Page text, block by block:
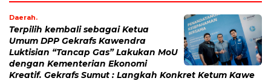
Daerah.
Terpilih kembali sebagai Ketua
Umum DPP Gekrafs Kawendra
Luktisian “Tancap Gas” Lakukan MoU
dengan Kementerian Ekonomi
Kreatif. Gekrafs Sumut : Langkah Konkret Ketum Kawe